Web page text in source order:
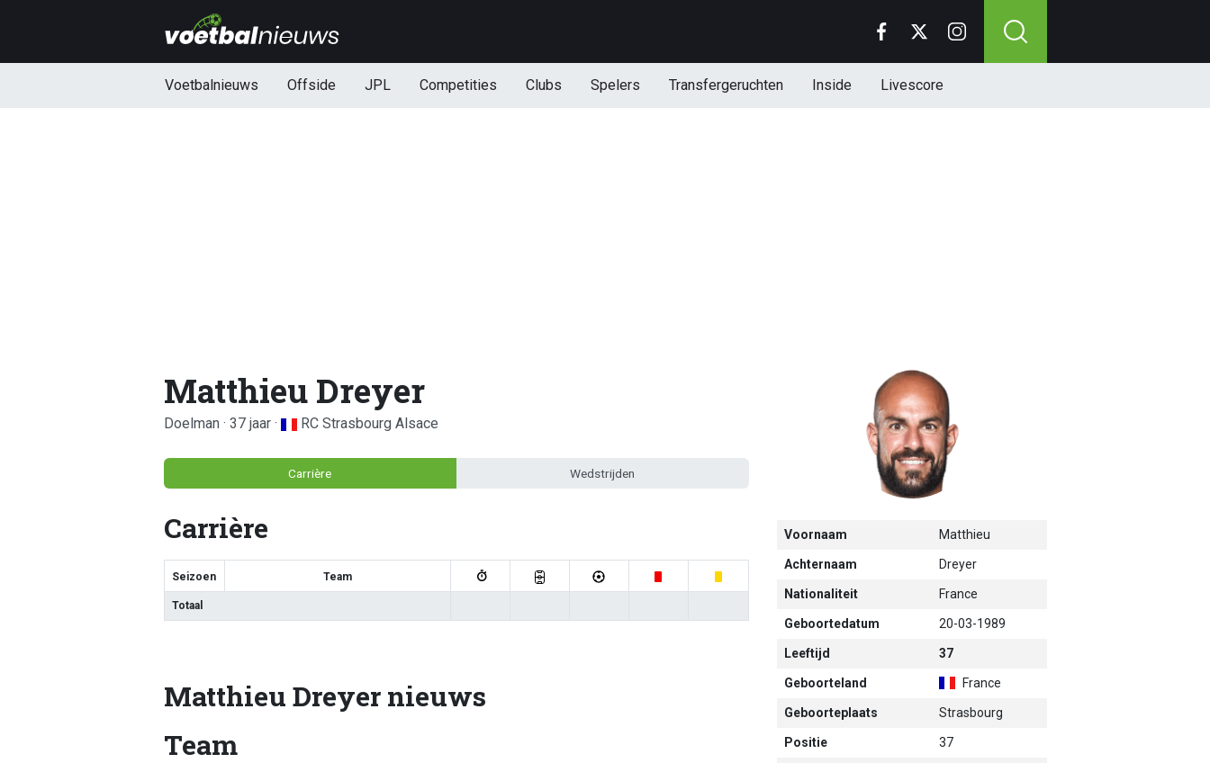
Voetbalnieuws Offside JPL Competities Clubs Spelers Transfergeruchten Inside Livescore
Matthieu Dreyer
Doelman · 37 jaar · RC Strasbourg Alsace
Carrière Wedstrijden
Carrière
Seizoen Team
Totaal
Matthieu Dreyer nieuws
Team
Voornaam Matthieu
Achternaam Dreyer
Nationaliteit France
Geboortedatum 20-03-1989
Leeftijd 37
Geboorteland France
Geboorteplaats Strasbourg
Positie 37